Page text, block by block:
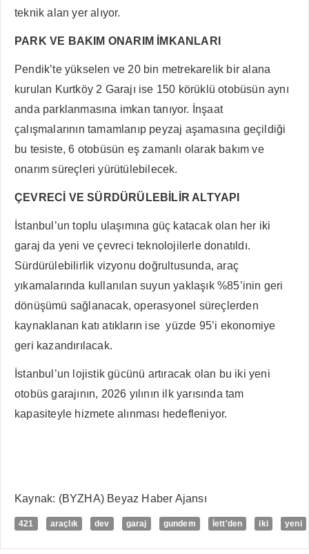
teknik alan yer alıyor.
PARK VE BAKIM ONARIM İMKANLARI
Pendik’te yükselen ve 20 bin metrekarelik bir alana
kurulan Kurtköy 2 Garajı ise 150 körüklü otobüsün aynı
anda parklanmasına imkan tanıyor. İnşaat
çalışmalarının tamamlanıp peyzaj aşamasına geçildiği
bu tesiste, 6 otobüsün eş zamanlı olarak bakım ve
onarım süreçleri yürütülebilecek.
ÇEVRECİ VE SÜRDÜRÜLEBİLİR ALTYAPI
İstanbul’un toplu ulaşımına güç katacak olan her iki
garaj da yeni ve çevreci teknolojilerle donatıldı.
Sürdürülebilirlik vizyonu doğrultusunda, araç
yıkamalarında kullanılan suyun yaklaşık %85’inin geri
dönüşümü sağlanacak, operasyonel süreçlerden
kaynaklanan katı atıkların ise yüzde 95’i ekonomiye
geri kazandırılacak.
İstanbul’un lojistik gücünü artıracak olan bu iki yeni
otobüs garajının, 2026 yılının ilk yarısında tam
kapasiteyle hizmete alınması hedefleniyor.
Kaynak: (BYZHA) Beyaz Haber Ajansı
421 araçlık dev garaj gundem İett'den iki yeni